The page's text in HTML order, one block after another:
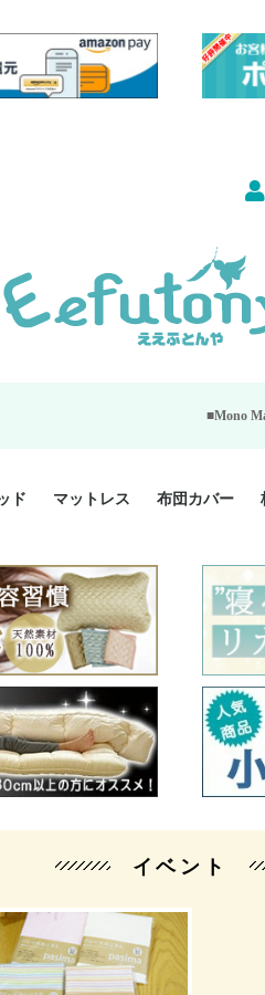
■Mono Masuter 7月号掲
70cm幅 ミニシング
75cm幅 ショートセ
ングル
80cm幅 セミシング
ド
ルサイズ敷パッド
敷パッド
敷パッド
敷パッド
ド
枕パッド
ート
感パッド
ッド
ケット
ニックコットン
パッド
セット
マットレス 布団カバー
掛け布団カバ
敷布団カバー
枕カバー
BOXシーツ
防ダニカバー
クッションカ
オーガニック
カバーセット
イベント